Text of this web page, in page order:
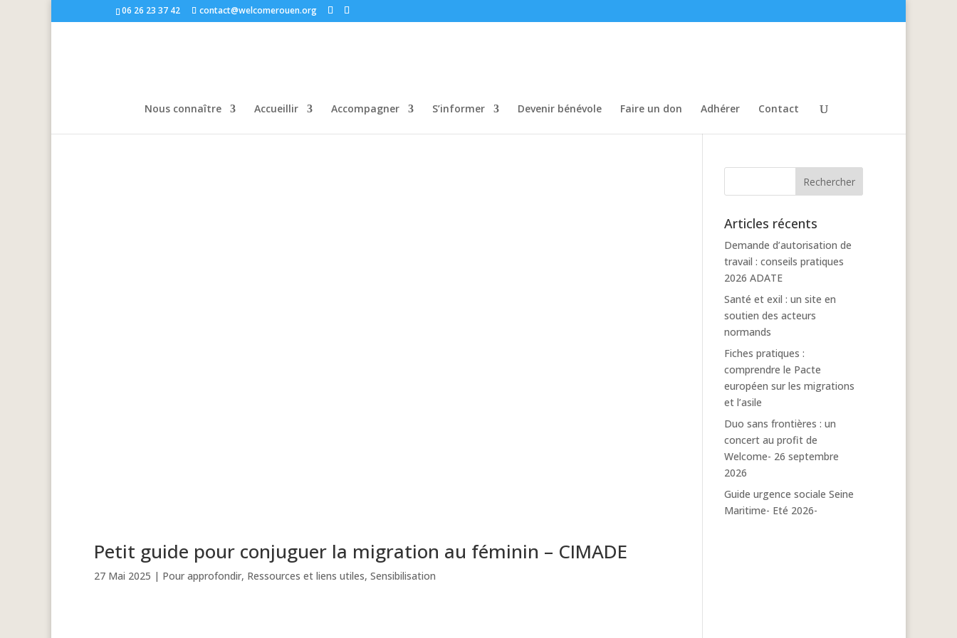
06 26 23 37 42 contact@welcomerouen.org
Nous connaître Accueillir Accompagner S’informer Devenir bénévole Faire un don Adhérer Contact
Petit guide pour conjuguer la migration au féminin – CIMADE
27 Mai 2025 | Pour approfondir, Ressources et liens utiles, Sensibilisation
Articles récents
Demande d’autorisation de
travail : conseils pratiques
2026 ADATE
Santé et exil : un site en
soutien des acteurs
normands
Fiches pratiques :
comprendre le Pacte
européen sur les migrations
et l’asile
Duo sans frontières : un
concert au profit de
Welcome- 26 septembre
2026
Guide urgence sociale Seine
Maritime- Eté 2026-